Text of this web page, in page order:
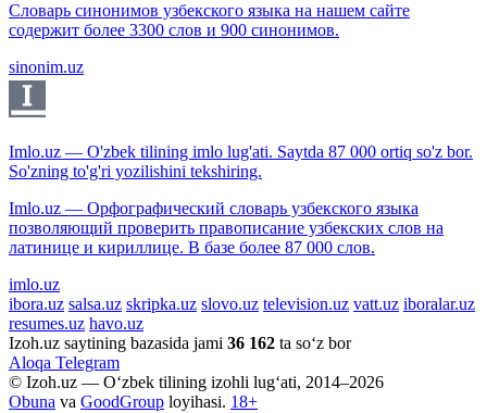
Словарь синонимов узбекского языка на нашем сайте
содержит более 3300 слов и 900 синонимов.
sinonim.uz
Imlo.uz — O'zbek tilining imlo lug'ati. Saytda 87 000 ortiq so'z bor.
So'zning to'g'ri yozilishini tekshiring.
Imlo.uz — Орфографический словарь узбекского языка
позволяющий проверить правописание узбекских слов на
латинице и кириллице. В базе более 87 000 слов.
imlo.uz
ibora.uz salsa.uz skripka.uz slovo.uz television.uz vatt.uz iboralar.uz
resumes.uz havo.uz
Izoh.uz saytining bazasida jami 36 162 ta so‘z bor
Aloqa Telegram
© Izoh.uz — O‘zbek tilining izohli lug‘ati, 2014–2026
Obuna va GoodGroup loyihasi. 18+